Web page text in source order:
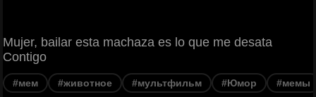
Mujer, bailar esta machaza es lo que me desata
Contigo
#мем #животное #мультфильм #Юмор #мемы